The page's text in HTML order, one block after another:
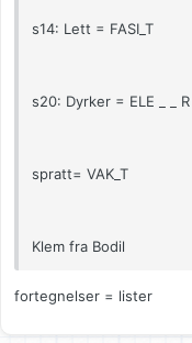
s14: Lett = FASI_T
s20: Dyrker = ELE _ _ R
spratt= VAK_T
Klem fra Bodil
fortegnelser = lister